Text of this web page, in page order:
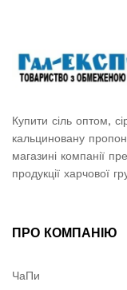
Купити сіль оптом,
кальциновану
магазині компанії
продукції харчової
ПРО КОМПАНІЮ
ЧаПи